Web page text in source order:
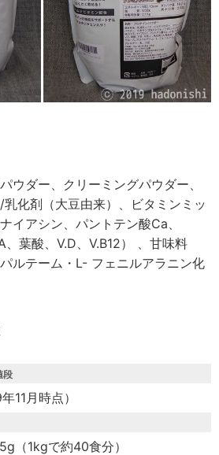
ウダー、クリーミングパウダー、
化剤（大豆由来）、ビタミンミッ
イアシン、パントテン酸Ca、
、葉酸、V.D、V.B12） 、甘味料
ルテーム・L- フェニルアラニン化
段
11月時点）
（1kgで約40食分）